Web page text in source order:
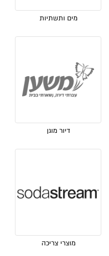
מים ותשתיות
דיור מוגן
מוצרי צריכה